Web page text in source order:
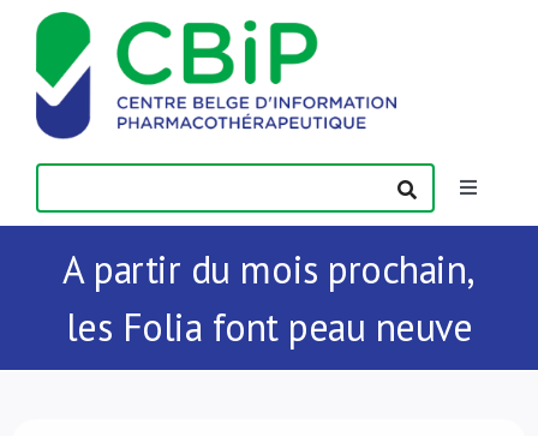
Passer
contenu
Toggle
Actualités
Publications
A partir du mois prochain,
les Folia font peau neuve